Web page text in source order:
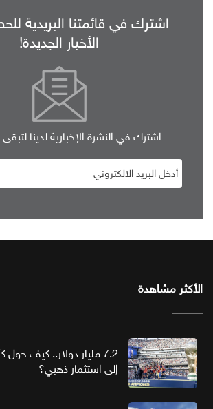
اشترك في قائمتنا البريدية
الأخبار الجديدة!
اشترك في النشرة الإخبارية لدينا
الأكثر مشاهدة
7.2 مليار دولار.. كيف حول
إلى استثمار ذهبي؟